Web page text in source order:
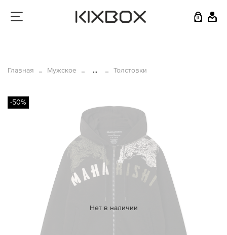
0
Главная Мужское ... Толстовки
Нет в наличии
-50%